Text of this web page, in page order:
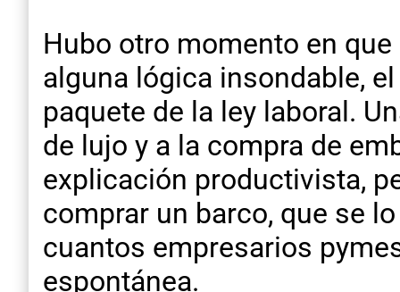
Hubo otro momento en
alguna lógica insondable,
paquete de la ley laboral.
de lujo y a la compra de
explicación productivista,
comprar un barco, que se
cuantos empresarios
espontánea.